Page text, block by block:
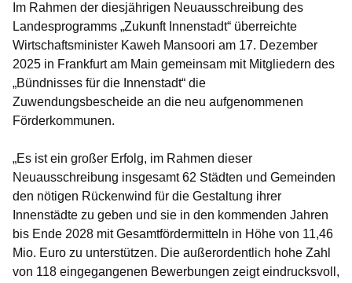
Im Rahmen der diesjährigen Neuausschreibung des
Landesprogramms „Zukunft Innenstadt“ überreichte
Wirtschaftsminister Kaweh Mansoori am 17. Dezember
2025 in Frankfurt am Main gemeinsam mit Mitgliedern des
„Bündnisses für die Innenstadt“ die
Zuwendungsbescheide an die neu aufgenommenen
Förderkommunen.
„Es ist ein großer Erfolg, im Rahmen dieser
Neuausschreibung insgesamt 62 Städten und Gemeinden
den nötigen Rückenwind für die Gestaltung ihrer
Innenstädte zu geben und sie in den kommenden Jahren
bis Ende 2028 mit Gesamtfördermitteln in Höhe von 11,46
Mio. Euro zu unterstützen. Die außerordentlich hohe Zahl
von 118 eingegangenen Bewerbungen zeigt eindrucksvoll,